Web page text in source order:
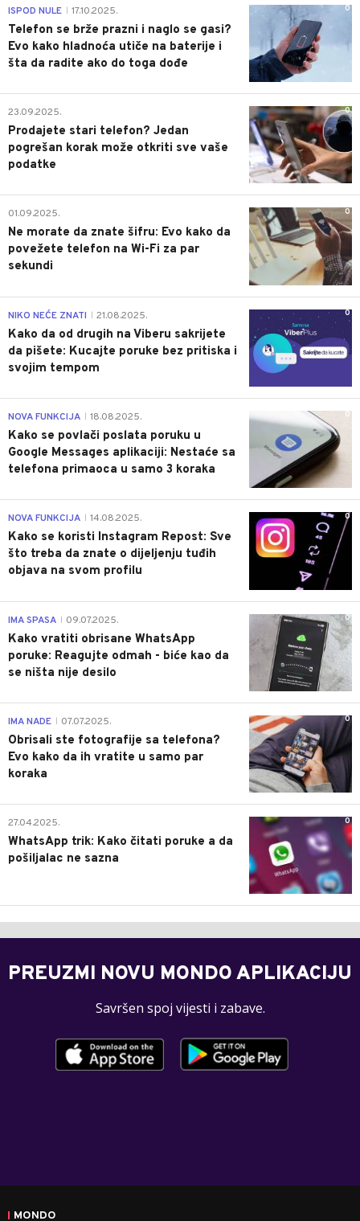
0
ISPOD NULE 17.10.2025.
Telefon se brže prazni i naglo se gasi?
Evo kako hladnoća utiče na baterije i
šta da radite ako do toga dođe
0
23.09.2025.
Prodajete stari telefon? Jedan
pogrešan korak može otkriti sve vaše
podatke
0
01.09.2025.
Ne morate da znate šifru: Evo kako da
povežete telefon na Wi-Fi za par
sekundi
0
NIKO NEĆE ZNATI 21.08.2025.
Kako da od drugih na Viberu sakrijete
da pišete: Kucajte poruke bez pritiska i
svojim tempom
0
NOVA FUNKCIJA 18.08.2025.
Kako se povlači poslata poruku u
Google Messages aplikaciji: Nestaće sa
telefona primaoca u samo 3 koraka
0
NOVA FUNKCIJA 14.08.2025.
Kako se koristi Instagram Repost: Sve
što treba da znate o dijeljenju tuđih
objava na svom profilu
0
IMA SPASA 09.07.2025.
Kako vratiti obrisane WhatsApp
poruke: Reagujte odmah - biće kao da
se ništa nije desilo
0
IMA NADE 07.07.2025.
Obrisali ste fotografije sa telefona?
Evo kako da ih vratite u samo par
koraka
0
27.04.2025.
WhatsApp trik: Kako čitati poruke a da
pošiljalac ne sazna
PREUZMI NOVU MONDO APLIKACIJU
Savršen spoj vijesti i zabave.
MONDO